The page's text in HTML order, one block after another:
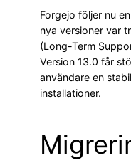
Forgejo följer nu
nya versioner var
(Long-Term
Version 13.0 får
användare en
installationer.